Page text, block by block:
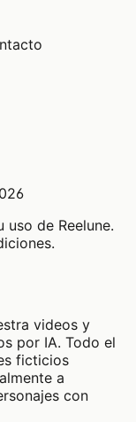
de Reelune.
videos y
por IA. Todo el
ficticios
a
con